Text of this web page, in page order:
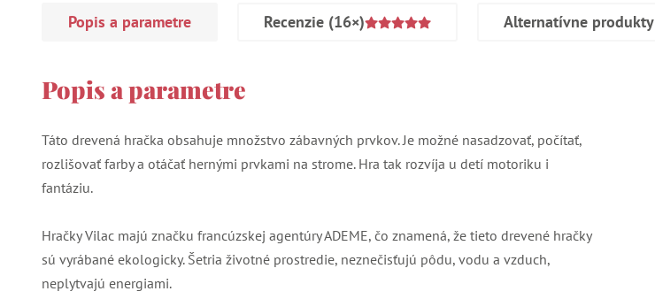
Popis a parametre Recenzie (16×) Alternatívne produkty
Popis a parametre
Táto drevená hračka obsahuje množstvo zábavných prvkov. Je možné nasadzovať, počítať,
rozlišovať farby a otáčať hernými prvkami na strome. Hra tak rozvíja u detí motoriku i
fantáziu.
Hračky Vilac majú značku francúzskej agentúry ADEME, čo znamená, že tieto drevené hračky
sú vyrábané ekologicky. Šetria životné prostredie, neznečisťujú pôdu, vodu a vzduch,
neplytvajú energiami.